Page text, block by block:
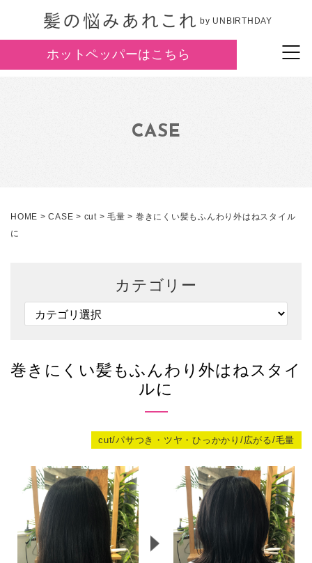
by UNBIRTHDAY
ホットペッパーはこちら
CASE
HOME >CASE > cut> 毛量 > 巻きにくい髪もふんわり外はねスタイル
に
カテゴリー
巻きにくい髪もふんわり外はねスタイ
ルに
cut/パサつき・ツヤ・ひっかかり/広がる/毛量